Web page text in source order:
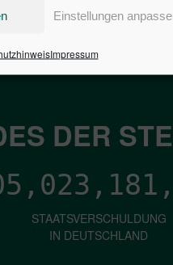
Einstellungen
Impressum
DER
STAATSVERSCHULDUNG
IN DEUTSCHLAND